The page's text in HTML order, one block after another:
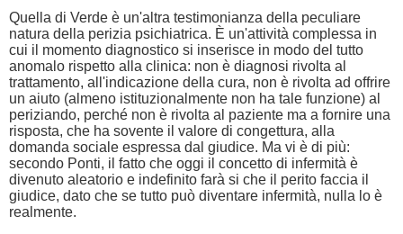
Quella di Verde è un'altra testimonianza della peculiare
natura della perizia psichiatrica. È un'attività complessa in
cui il momento diagnostico si inserisce in modo del tutto
anomalo rispetto alla clinica: non è diagnosi rivolta al
trattamento, all'indicazione della cura, non è rivolta ad offrire
un aiuto (almeno istituzionalmente non ha tale funzione) al
periziando, perché non è rivolta al paziente ma a fornire una
risposta, che ha sovente il valore di congettura, alla
domanda sociale espressa dal giudice. Ma vi è di più:
secondo Ponti, il fatto che oggi il concetto di infermità è
divenuto aleatorio e indefinito farà si che il perito faccia il
giudice, dato che se tutto può diventare infermità, nulla lo è
realmente.